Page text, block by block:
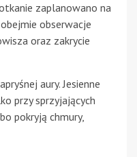
zaplanowano na
obserwacje
oraz zakrycie
aury. Jesienne
przy sprzyjających
pokryją chmury,